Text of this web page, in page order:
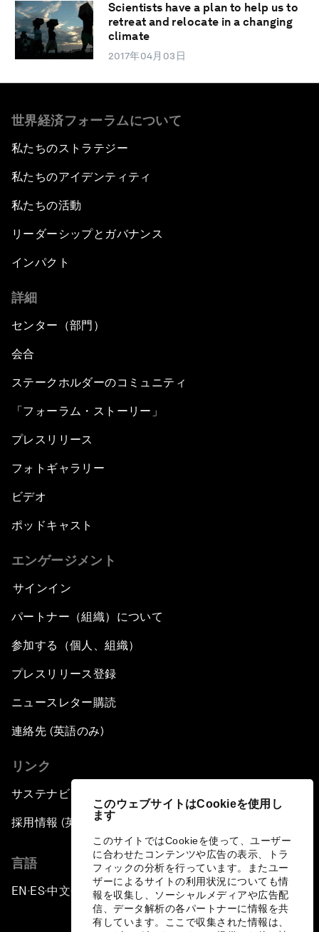
このウェブサイトはCookieを使用し
ます
このサイトではCookieを使って、ユーザー
に合わせたコンテンツや広告の表示、トラ
フィックの分析を行っています。またユー
ザーによるサイトの利用状況についても情
報を収集し、ソーシャルメディアや広告配
信、データ解析の各パートナーに情報を共
有しています。ここで収集された情報は、
Scientists have a plan to help us to
retreat and relocate in a changing
climate
2017年04月03日
世界経済フォーラムについて
私たちのストラテジー
私たちのアイデンティティ
私たちの活動
リーダーシップとガバナンス
インパクト
詳細
センター（部門）
会合
ステークホルダーのコミュニティ
「フォーラム・ストーリー」
プレスリリース
フォトギャラリー
ビデオ
ポッドキャスト
エンゲージメント
サインイン
パートナー（組織）について
参加する（個人、組織）
プレスリリース登録
ニュースレター購読
連絡先 (英語のみ)
リンク
サステナビリティへの取り組み
採用情報 (英語のみ)
言語
EN ▪ ES▪中文▪ 日本語